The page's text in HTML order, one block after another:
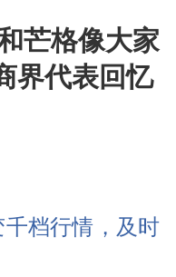
芒格像大家
界代表回忆
档行情，及时